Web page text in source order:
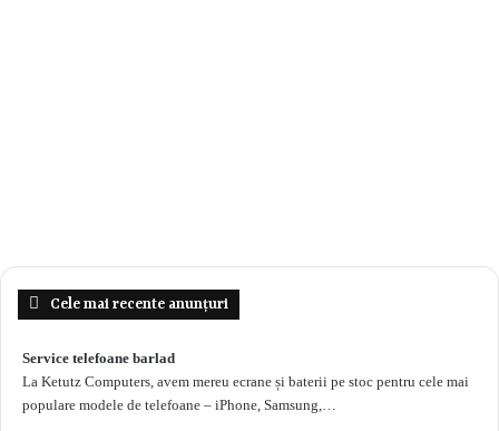
Cele mai recente anunțuri
Service telefoane barlad
La Ketutz Computers, avem mereu ecrane și baterii pe stoc pentru cele mai
populare modele de telefoane – iPhone, Samsung,…